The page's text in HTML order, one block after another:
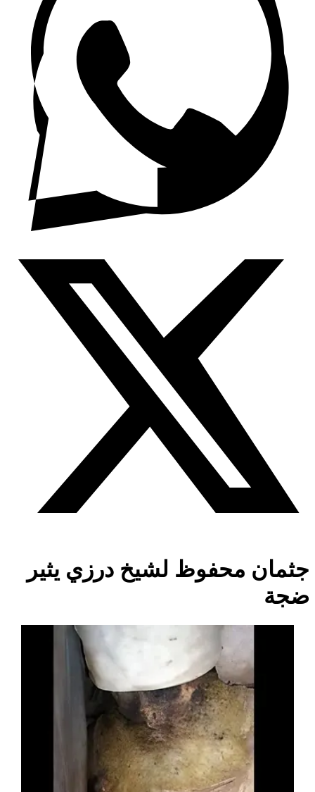
جثمان محفوظ لشيخ درزي يثير
ضجة